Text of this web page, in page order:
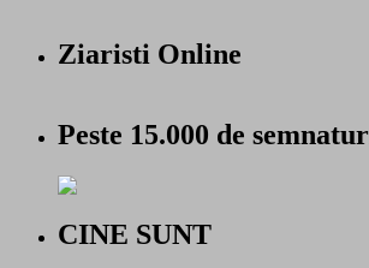
Ziaristi Online
Peste 15.000 de
CINE SUNT